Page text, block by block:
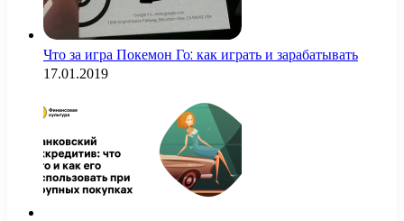
Что за игра Покемон Го: как играть и зарабатывать
17.01.2019